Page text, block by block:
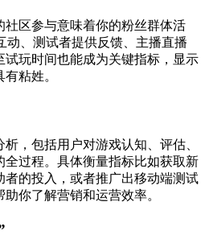
区参与意味着你的粉丝群体活
动、测试者提供反馈、主播直播
玩时间也能成为关键指标，显示
粘姓。
，包括用户对游戏认知、评估、
全过程。具体衡量指标比如获取新
者的投入，或者推广出移动端测试
你了解营销和运营效率。